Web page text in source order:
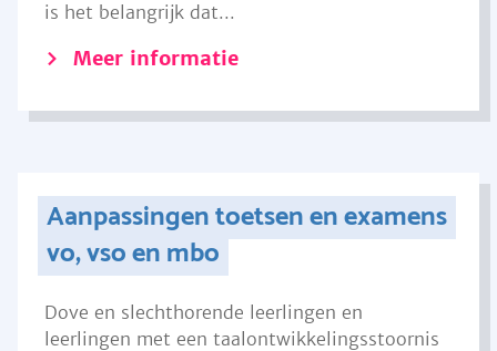
is het belangrijk dat...
Meer informatie
Aanpassingen toetsen en examens
vo, vso en mbo
Dove en slechthorende leerlingen en
leerlingen met een taalontwikkelingsstoornis